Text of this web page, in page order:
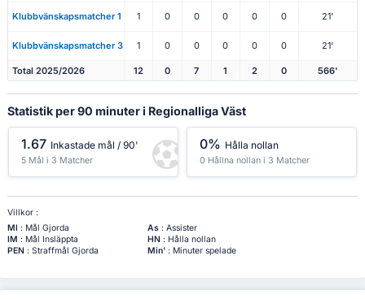
Klubbvänskapsmatcher 1 1 0 0 0 0 0 21'
Klubbvänskapsmatcher 3 1 0 0 0 0 0 21'
Total 2025/2026 12 0 7 1 2 0 566'
Statistik per 90 minuter i Regionalliga Väst
1.67 Inkastade mål / 90'
5 Mål i 3 Matcher
0% Hålla nollan
0 Hållna nollan i 3 Matcher
Villkor :
Ml : Mål Gjorda As: Assister
IM : Mål Insläppta HN : Hålla nollan
PEN : Straffmål Gjorda Min': Minuter spelade